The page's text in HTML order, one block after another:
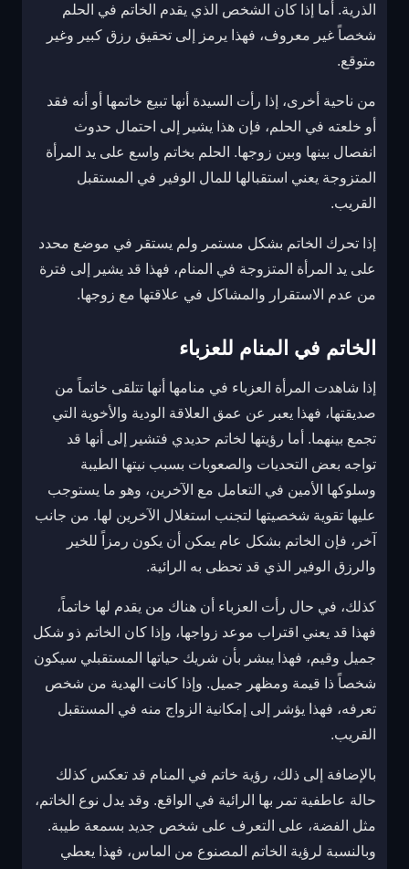
الذرية. أما إذا كان الشخص الذي يقدم الخاتم في الحلم
شخصاً غير معروف، فهذا يرمز إلى تحقيق رزق كبير وغير
متوقع.
من ناحية أخرى، إذا رأت السيدة أنها تبيع خاتمها أو أنه فقد
أو خلعته في الحلم، فإن هذا يشير إلى احتمال حدوث
انفصال بينها وبين زوجها. الحلم بخاتم واسع على يد المرأة
المتزوجة يعني استقبالها للمال الوفير في المستقبل
القريب.
إذا تحرك الخاتم بشكل مستمر ولم يستقر في موضع محدد
على يد المرأة المتزوجة في المنام، فهذا قد يشير إلى فترة
من عدم الاستقرار والمشاكل في علاقتها مع زوجها.
الخاتم في المنام للعزباء
إذا شاهدت المرأة العزباء في منامها أنها تتلقى خاتماً من
صديقتها، فهذا يعبر عن عمق العلاقة الودية والأخوية التي
تجمع بينهما. أما رؤيتها لخاتم حديدي فتشير إلى أنها قد
تواجه بعض التحديات والصعوبات بسبب نيتها الطيبة
وسلوكها الأمين في التعامل مع الآخرين، وهو ما يستوجب
عليها تقوية شخصيتها لتجنب استغلال الآخرين لها. من جانب
آخر، فإن الخاتم بشكل عام يمكن أن يكون رمزاً للخير
والرزق الوفير الذي قد تحظى به الرائية.
كذلك، في حال رأت العزباء أن هناك من يقدم لها خاتماً،
فهذا قد يعني اقتراب موعد زواجها، وإذا كان الخاتم ذو شكل
جميل وقيم، فهذا يبشر بأن شريك حياتها المستقبلي سيكون
شخصاً ذا قيمة ومظهر جميل. وإذا كانت الهدية من شخص
تعرفه، فهذا يؤشر إلى إمكانية الزواج منه في المستقبل
القريب.
بالإضافة إلى ذلك، رؤية خاتم في المنام قد تعكس كذلك
حالة عاطفية تمر بها الرائية في الواقع. وقد يدل نوع الخاتم،
مثل الفضة، على التعرف على شخص جديد بسمعة طيبة.
وبالنسبة لرؤية الخاتم المصنوع من الماس، فهذا يعطي